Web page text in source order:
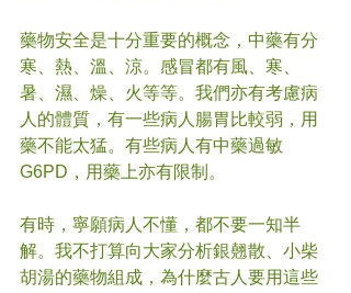
藥物安全是十分重要的概念，中藥有分
寒、熱、溫、涼。感冒都有風、寒、
暑、濕、燥、火等等。我們亦有考慮病
人的體質，有一些病人腸胃比較弱，用
藥不能太猛。有些病人有中藥過敏
G6PD，用藥上亦有限制。
有時，寧願病人不懂，都不要一知半
解。我不打算向大家分析銀翹散、小柴
胡湯的藥物組成，為什麼古人要用這些